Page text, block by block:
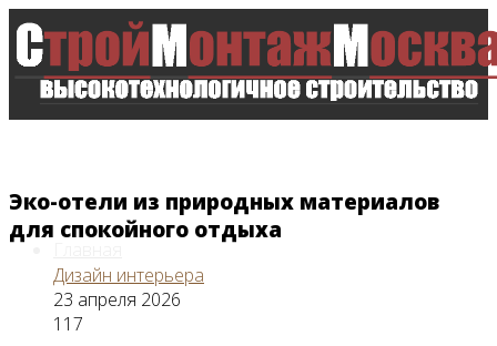
Эко-отели из природных материалов
для спокойного отдыха
Дизайн интерьера
23 апреля 2026
117